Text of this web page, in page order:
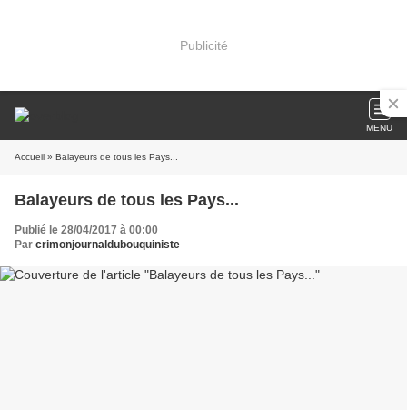
Publicité
MENU
Accueil » Balayeurs de tous les Pays...
Balayeurs de tous les Pays...
Publié le 28/04/2017 à 00:00
Par crimonjournaldubouquiniste